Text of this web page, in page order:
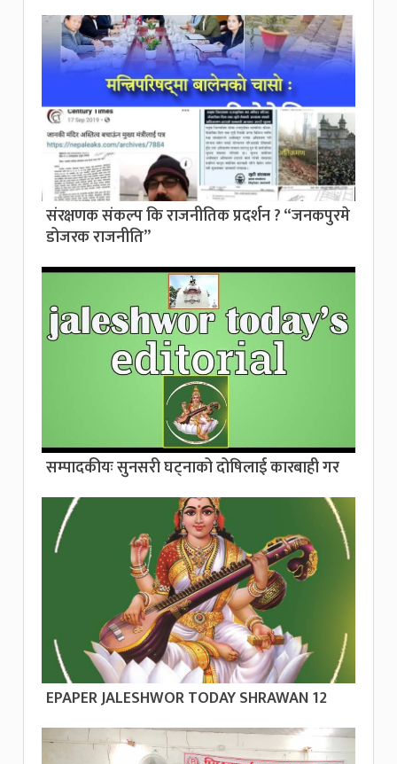
संरक्षणक संकल्प कि राजनीतिक प्रदर्शन ? “जनकपुरमे
डोजरक राजनीति”
सम्पादकीयः सुनसरी घट्नाको दोषिलाई कारबाही गर
EPAPER JALESHWOR TODAY SHRAWAN 12